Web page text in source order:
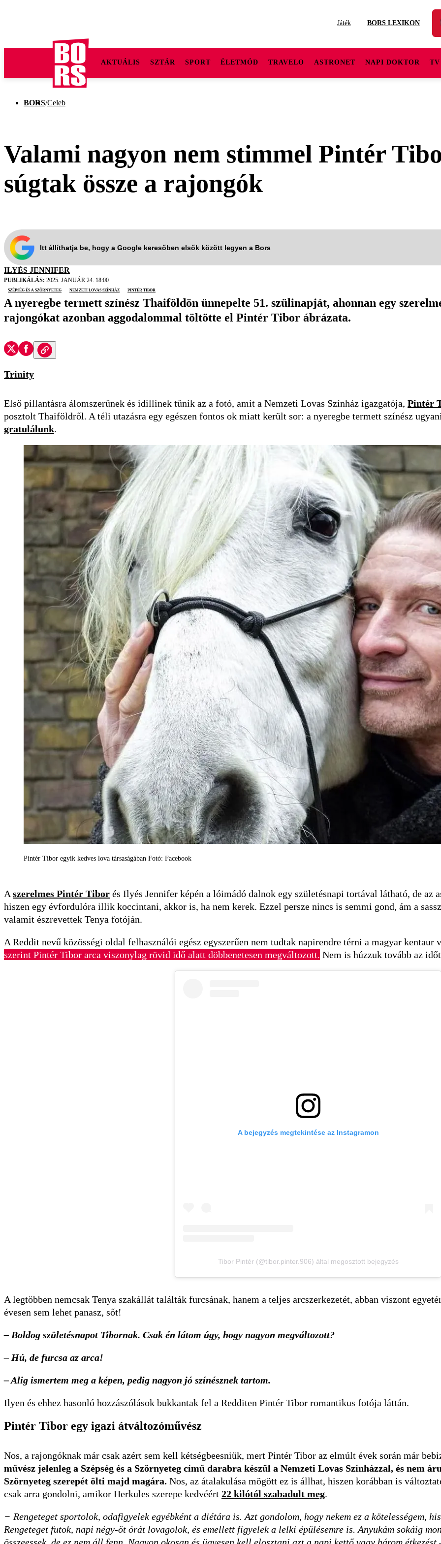
Játék BORS LEXIKON
AKTUÁLIS SZTÁR SPORT ÉLETMÓD TRAVELO ASTRONET NAPI DOKTOR TV
BORS/Celeb
Valami nagyon nem stimmel Pintér
súgtak össze a rajongók
Itt állíthatja be, hogy a Google keresőben elsők között legyen a Bors
ILYÉS JENNIFER
PUBLIKÁLÁS: 2025. JANUÁR 24. 18:00
Szépség és a Szörnyeteg
Nemzeti Lovas Színház Pintér Tibor
A nyeregbe termett színész Thaiföldön ünnepelte 51. szülinapját, ahonnan egy
rajongókat azonban aggodalommal töltötte el Pintér Tibor ábrázata.
Trinity
Első pillantásra álomszerűnek és idillinek tűnik az a fotó, amit a Nemzeti Lovas Színház igazgatója, Pintér
posztolt Thaiföldről. A téli utazásra egy egészen fontos ok miatt került sor: a nyeregbe termett színész
gratulálunk.
Pintér Tibor egyik kedves lova társaságában Fotó: Facebook
A szerelmes Pintér Tibor és Ilyés Jennifer képén a lóimádó dalnok egy születésnapi tortával látható, de az
hiszen egy évfordulóra illik koccintani, akkor is, ha nem kerek. Ezzel persze nincs is semmi gond, ám a
valamit észrevettek Tenya fotóján.
A Reddit nevű közösségi oldal felhasználói egész egyszerűen nem tudtak napirendre térni a magyar kentaur
szerint Pintér Tibor arca viszonylag rövid idő alatt döbbenetesen megváltozott. Nem is húzzuk tovább az
A bejegyzés megtekintése az Instagramon
Tibor Pintér (@tibor.pinter.906) által megosztott bejegyzés
A legtöbben nemcsak Tenya szakállát találták furcsának, hanem a teljes arcszerkezetét, abban viszont
évesen sem lehet panasz, sőt!
– Boldog születésnapot Tibornak. Csak én látom úgy, hogy nagyon megváltozott?
– Hú, de furcsa az arca!
– Alig ismertem meg a képen, pedig nagyon jó színésznek tartom.
Ilyen és ehhez hasonló hozzászólások bukkantak fel a Redditen Pintér Tibor romantikus fotója láttán.
Pintér Tibor egy igazi átváltozóművész
Nos, a rajongóknak már csak azért sem kell kétségbeesniük, mert Pintér Tibor az elmúlt évek során már
művész jelenleg a Szépség és a Szörnyeteg című darabra készül a Nemzeti Lovas Színházzal, és nem
Szörnyeteg szerepét ölti majd magára. Nos, az átalakulása mögött ez is állhat, hiszen korábban is
csak arra gondolni, amikor Herkules szerepe kedvéért 22 kilótól szabadult meg.
− Rengeteget sportolok, odafigyelek egyébként a diétára is. Azt gondolom, hogy nekem ez a kötelességem,
Rengeteget futok, napi négy-öt órát lovagolok, és emellett figyelek a lelki épülésemre is. Anyukám sokáig